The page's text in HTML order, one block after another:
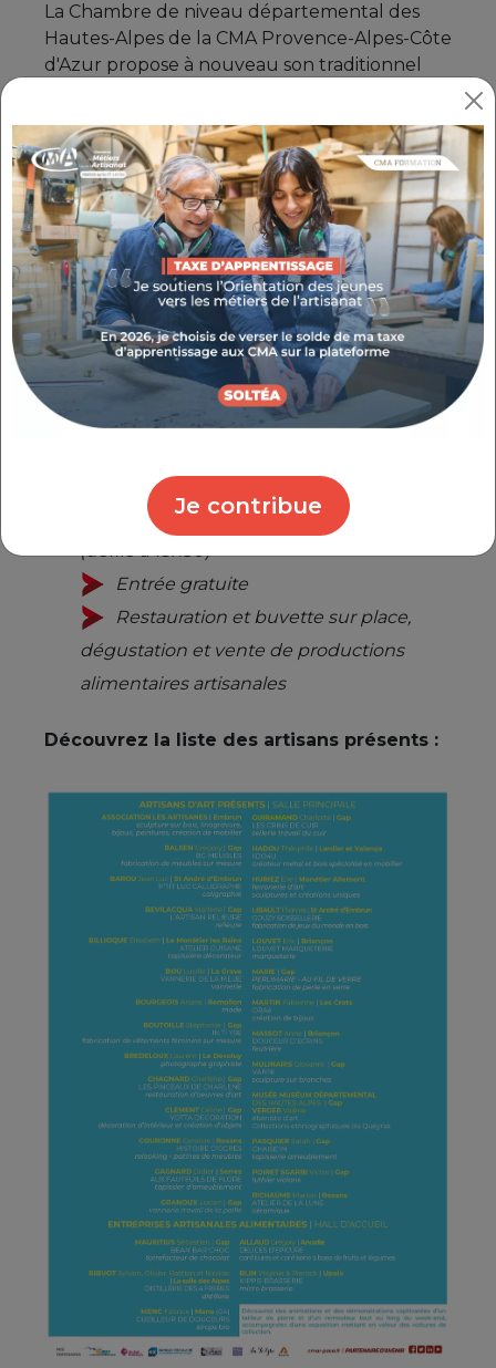
Je contribue
La Chambre de niveau départemental des
Hautes-Alpes de la CMA Provence-Alpes-Côte
d'Azur propose à nouveau son traditionnel
incontournable se déroulera, comme chaque
année, au Quattro à Gap, les13 et 14 avril
2024.
Le salon en chiffres› 35 artisans d'art › 5
artisans de l'alimentaire › 2 défilés de
mode › 3000 visiteurs en 2023 › une
démonstration de taille de pierre ›
expositions de voitures de collection >
démonstration de forge > présence d'un
remouleur
Horaires & services : Samedi > 14h-19h
(défilé à 17h30) / Dimanche > 10h-19h
(défilé à 15h30)
Entrée gratuite
Restauration et buvette sur place,
dégustation et vente de productions
alimentaires artisanales
Découvrez la liste des artisans présents :